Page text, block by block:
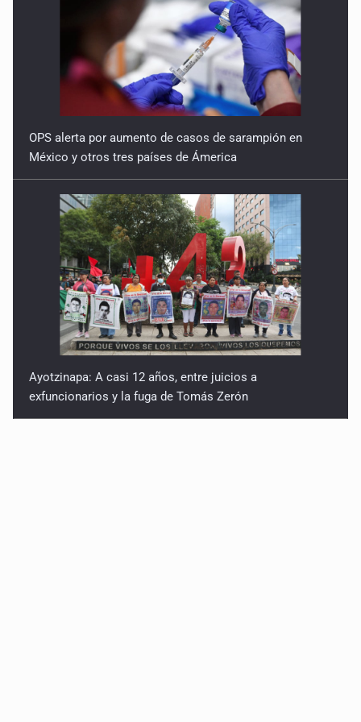
OPS alerta por aumento de casos de sarampión en
México y otros tres países de Ámerica
Ayotzinapa: A casi 12 años, entre juicios a
exfuncionarios y la fuga de Tomás Zerón